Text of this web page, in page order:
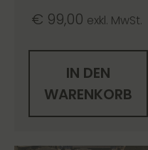
€ 99,00 exkl. MwSt.
IN DEN
WARENKORB